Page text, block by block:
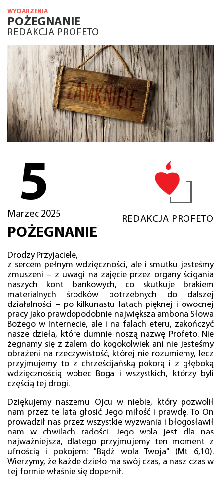
WYDARZENIA
POŻEGNANIE
REDAKCJA PROFETO
5
Marzec 2025
REDAKCJA PROFETO
POŻEGNANIE
Drodzy Przyjaciele,
z sercem pełnym wdzięczności, ale i smutku jesteśmy
zmuszeni – z uwagi na zajęcie przez organy ścigania
naszych kont bankowych, co skutkuje brakiem
materialnych środków potrzebnych do dalszej
działalności – po kilkunastu latach pięknej i owocnej
pracy jako prawdopodobnie największa ambona Słowa
Bożego w Internecie, ale i na falach eteru, zakończyć
nasze dzieła, które dumnie noszą nazwę Profeto. Nie
żegnamy się z żalem do kogokolwiek ani nie jesteśmy
obrażeni na rzeczywistość, której nie rozumiemy, lecz
przyjmujemy to z chrześcijańską pokorą i z głęboką
wdzięcznością wobec Boga i wszystkich, którzy byli
częścią tej drogi.
Dziękujemy naszemu Ojcu w niebie, który pozwolił
nam przez te lata głosić Jego miłość i prawdę. To On
prowadził nas przez wszystkie wyzwania i błogosławił
nam w chwilach radości. Jego wola jest dla nas
najważniejsza, dlatego przyjmujemy ten moment z
ufnością i pokojem: "Bądź wola Twoja" (Mt 6,10).
Wierzymy, że każde dzieło ma swój czas, a nasz czas w
tej formie właśnie się dopełnił.